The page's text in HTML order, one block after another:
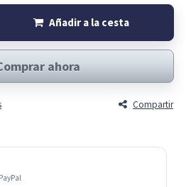
Añadir a la cesta
ahora
Compartir